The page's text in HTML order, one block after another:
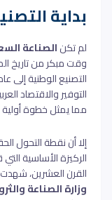
بداية
لم تكنالصناعة
وقت مبكر من تاريخ
التوفير والاقتصاد
مما يمثل خطوة أولية
إلا أن نقطة التحول
الركيزة الأساسية
القرن العشرين،
وزارة الصناعة